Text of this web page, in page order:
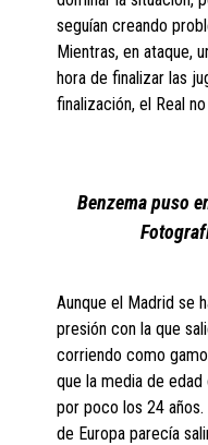
seguían creando
Mientras, en ataque,
hora de finalizar las
finalización, el Real
Benzema puso
Aunque el Madrid se
presión con la que
corriendo como
que la media de
por poco los 24
de Europa parecía